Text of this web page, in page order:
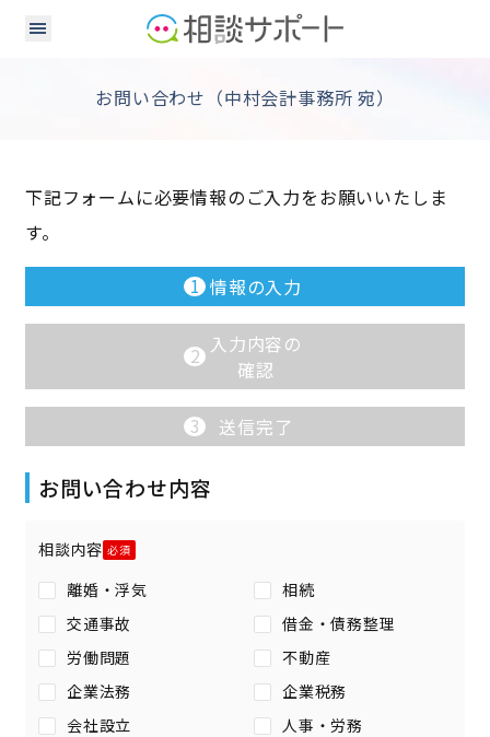
お問い合わせ（中村会計事務所 宛）
下記フォームに必要情報のご入力をお願いいたしま
す。
1 情報の入力
2 入力内容の
確認
3 送信完了
お問い合わせ内容
相談内容
離婚・浮気
相続
交通事故
借金・債務整理
労働問題
不動産
企業法務
企業税務
会社設立
人事・労務